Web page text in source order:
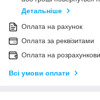
Детальніше
Оплата на рахунок
Оплата за реквізитами
Оплата на
Всі умови оплати